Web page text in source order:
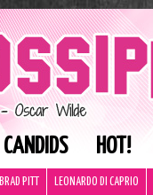
CANDIDS HOT!
BRAD PITT LEONARDO DI CAPRIO